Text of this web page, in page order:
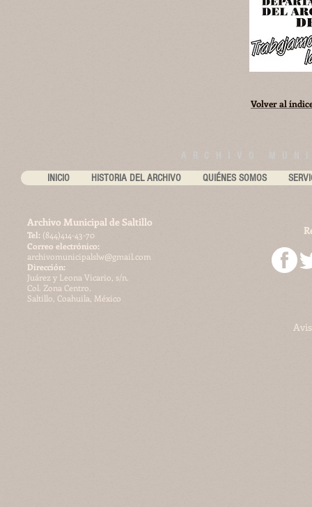
Volver al
ARCHIVO
INICIO HISTORIA DEL ARCHIVO QUIÉNES SOMOS
Archivo Municipal de Saltillo
​Tel: (844)414-43-70
Correo electrónico:
archivomunicipalslw@gmail.com
Dirección:
Juárez y Leona Vicario, s/n.
Col. Zona Centro.
Saltillo, Coahuila, México